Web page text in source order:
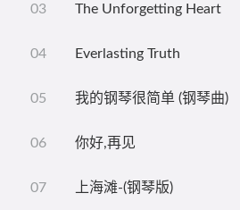
The Unforgetting Heart
Everlasting Truth
我的钢琴很简单 (钢琴曲)
你好,再见
上海滩-(钢琴版)